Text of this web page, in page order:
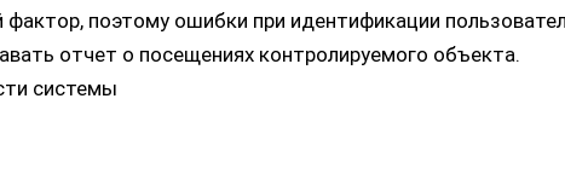
фактор, поэтому ошибки при идентификации
отчет о посещениях контролируемого объекта.
системы